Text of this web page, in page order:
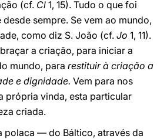
(cf. Cl 1, 15). Tudo o que foi
sempre. Se vem ao mundo,
como diz S. João (cf. Jo 1, 11).
a criação, para iniciar a
mundo, para restituir à criação a
e dignidade. Vem para nos
própria vinda, esta particular
criada.
polaca ― do Báltico, através da